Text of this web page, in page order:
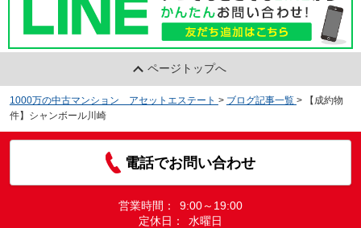
ページトップへ
1000万の中古マンション アセットエステート > ブログ記事一覧 >
【成約物
件】シャンボール川崎
電話でお問い合わせ
営業時間：
9:00～19:00
定休日：
水曜日